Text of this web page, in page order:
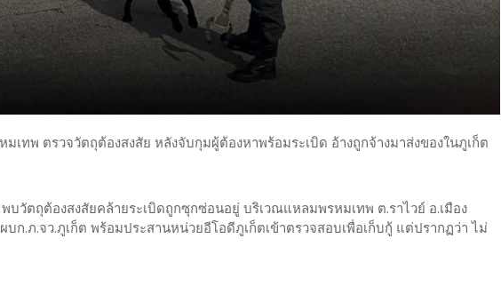
เทพ ตรวจวัตถุต้องสงสัย หลังจับกุมผู้ต้องหาพร้อมระเบิด อ้างถูกจ้างมาส่งของในภูเก็ต
บวัตถุต้องสงสัยคล้ายระเบิดถูกซุกซ่อนอยู่ บริเวณแหลมพรหมเทพ ต.ราไวย์ อ.เมือง
บก.ภ.จว.ภูเก็ต พร้อมประสานหน่วยอีโอดีภูเก็ตเข้าตรวจสอบเพื่อเก็บกู้ แต่ปรากฏว่า ไม่